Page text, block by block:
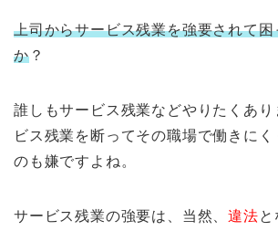
上司からサービス残業を強要されて
か？
誰しもサービス残業などやりたくあり
ビス残業を断ってその職場で働きにく
のも嫌ですよね。
サービス残業の強要は、当然、違法と